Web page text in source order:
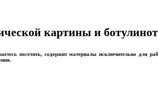
картины и
посетить, содержит материалы исключительно для